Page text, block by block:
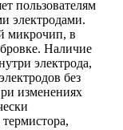
пользователям
электродами.
микрочип, в
Наличие
электрода,
без
изменениях